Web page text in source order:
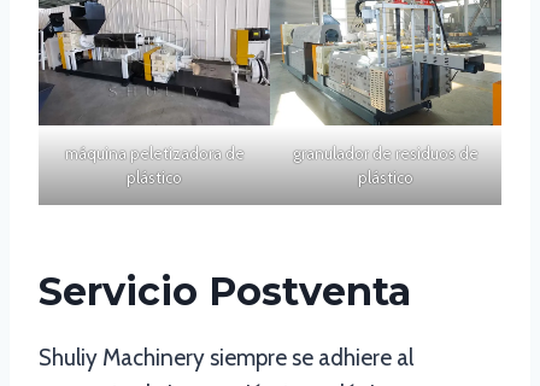
máquina peletizadora de
plástico
granulador de residuos de
plástico
Servicio Postventa
Shuliy Machinery siempre se adhiere al